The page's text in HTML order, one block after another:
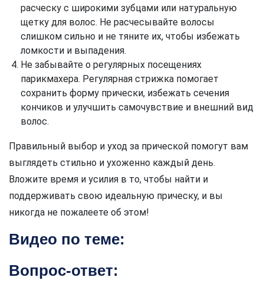
расческу с широкими зубцами или натуральную
щетку для волос. Не расчесывайте волосы
слишком сильно и не тяните их, чтобы избежать
ломкости и выпадения.
Не забывайте о регулярных посещениях
парикмахера. Регулярная стрижка помогает
сохранить форму прически, избежать сечения
кончиков и улучшить самочувствие и внешний вид
волос.
Правильный выбор и уход за прической помогут вам
выглядеть стильно и ухоженно каждый день.
Вложите время и усилия в то, чтобы найти и
поддерживать свою идеальную прическу, и вы
никогда не пожалеете об этом!
Видео по теме:
Вопрос-ответ: